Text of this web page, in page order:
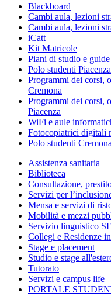
Blackboard
Cambi aula, lezioni
Cambi aula, lezioni
iCatt
Kit Matricole
Piani di studio e
Polo studenti Piacenza
Programmi dei corsi,
Cremona
Programmi dei corsi,
Piacenza
WiFi e aule
Fotocopiatrici digitali
Polo studenti Cremona
Assistenza sanitaria
Biblioteca
Consultazione,
Servizi per
Mensa e servizi di
Mobilità e mezzi
Servizio linguistico
Collegi e Residenze
Stage e placement
Studio e stage
Tutorato
Servizi e campus life
PORTALE